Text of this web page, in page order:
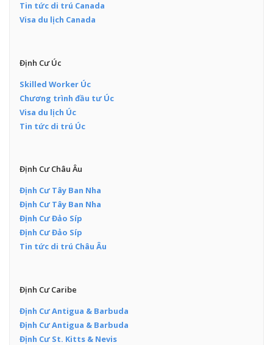
Tin tức di trú Canada
Visa du lịch Canada
Định Cư Úc
Skilled Worker Úc
Chương trình đầu tư Úc
Visa du lịch Úc
Tin tức di trú Úc
Định Cư Châu Âu
Định Cư Tây Ban Nha
Định Cư Tây Ban Nha
Định Cư Đảo Síp
Định Cư Đảo Síp
Tin tức di trú Châu Âu
Định Cư Caribe
Định Cư Antigua & Barbuda
Định Cư Antigua & Barbuda
Định Cư St. Kitts & Nevis